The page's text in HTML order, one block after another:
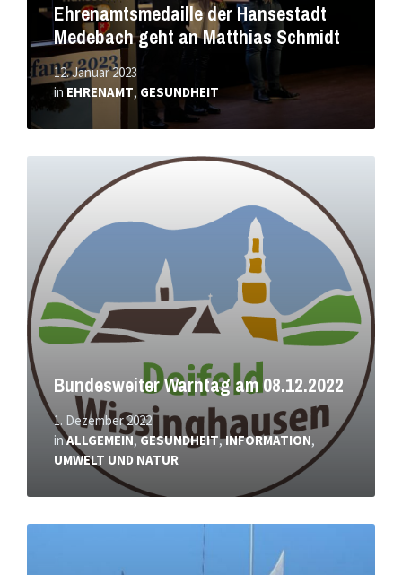
Ehrenamtsmedaille der Hansestadt
Medebach geht an Matthias Schmidt
12. Januar 2023
inEHRENAMT, GESUNDHEIT
Bundesweiter Warntag am 08.12.2022
1. Dezember 2022
inALLGEMEIN,GESUNDHEIT,INFORMATION,
UMWELT UND NATUR
Mehr
Mehr